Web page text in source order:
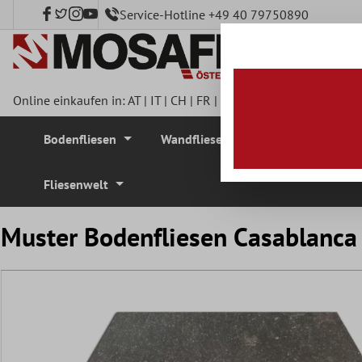
springen Service-Hotline +49 40 79750890
Online einkaufen in:AT| IT| CH | FR |
Bodenfliesen Wandfliesen
Fliesenwelt
Muster Bodenfliesen